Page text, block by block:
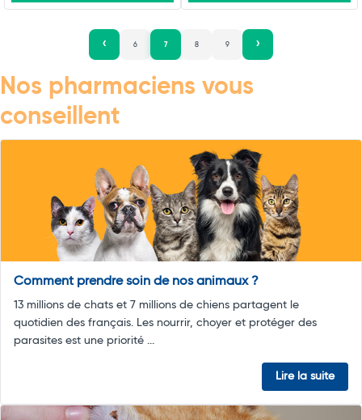
6 7 8 9
Nos pharmaciens vous
conseillent
Comment prendre soin de nos animaux ?
13 millions de chats et 7 millions de chiens partagent le
quotidien des français. Les nourrir, choyer et protéger des
parasites est une priorité ...
Lire la suite